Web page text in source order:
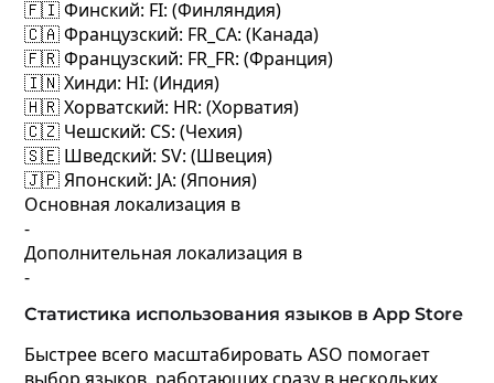
🇫🇮 Финский: FI: (Финляндия)
🇨🇦 Французский: FR_CA: (Канада)
🇫🇷 Французский: FR_FR: (Франция)
🇮🇳 Хинди: HI: (Индия)
🇭🇷 Хорватский: HR: (Хорватия)
🇨🇿 Чешский: CS: (Чехия)
🇸🇪 Шведский: SV: (Швеция)
🇯🇵 Японский: JA: (Япония)
Основная локализация в
-
Дополнительная локализация в
-
Статистика использования языков в App Store
Быстрее всего масштабировать ASO помогает